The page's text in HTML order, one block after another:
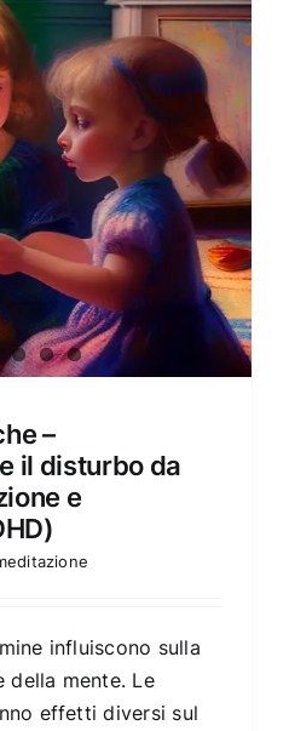
–
il disturbo da
e
influiscono sulla
della mente. Le
effetti diversi sul